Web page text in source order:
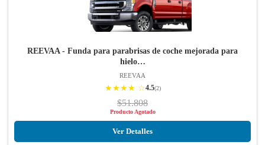
REEVAA - Funda para parabrisas de coche mejorada para
hielo…
REEVAA
★★★★ ☆4.5(2)
$51.808
Producto Agotado
Ver Detalles